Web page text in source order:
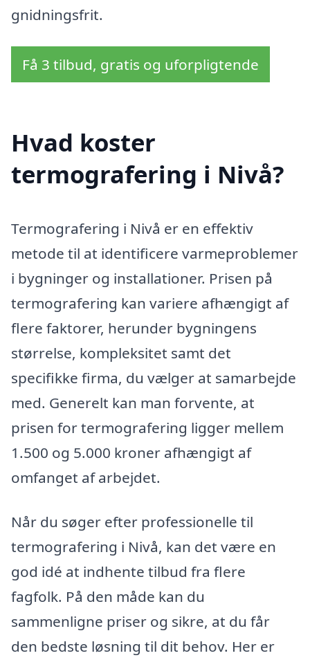
gnidningsfrit.
Få 3 tilbud, gratis og uforpligtende
Hvad koster
termografering i Nivå?
Termografering i Nivå er en effektiv
metode til at identificere varmeproblemer
i bygninger og installationer. Prisen på
termografering kan variere afhængigt af
flere faktorer, herunder bygningens
størrelse, kompleksitet samt det
specifikke firma, du vælger at samarbejde
med. Generelt kan man forvente, at
prisen for termografering ligger mellem
1.500 og 5.000 kroner afhængigt af
omfanget af arbejdet.
Når du søger efter professionelle til
termografering i Nivå, kan det være en
god idé at indhente tilbud fra flere
fagfolk. På den måde kan du
sammenligne priser og sikre, at du får
den bedste løsning til dit behov. Her er